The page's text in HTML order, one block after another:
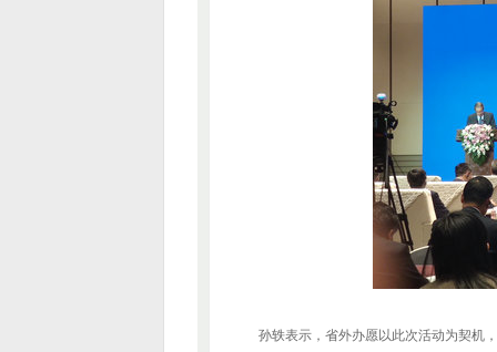
孙轶表示，省外办愿以此次活动为契机